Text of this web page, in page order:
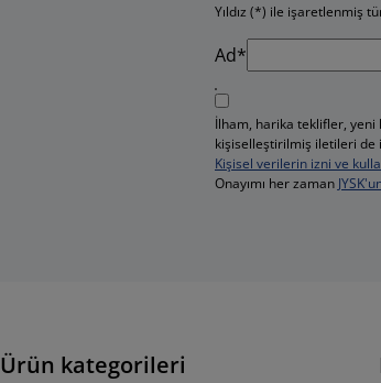
Yıldız (*) ile işaretlenmiş
Ad*
İlham, harika teklifler, yeni
kişiselleştirilmiş iletileri de
Kişisel verilerin izni ve
Onayımı her zaman
Ürün kategorileri